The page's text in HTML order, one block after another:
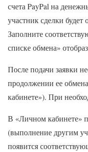
счета PayPal на
участник сделки
Заполните
списке обмена»
После подачи заявки
продолжении ее
кабинете»). При
В «Личном кабинете»
(выполнение другим
появится